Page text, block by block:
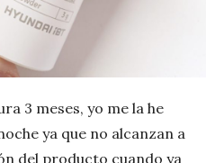
3 meses, yo me la he
ya que no alcanzan a
del producto cuando ya